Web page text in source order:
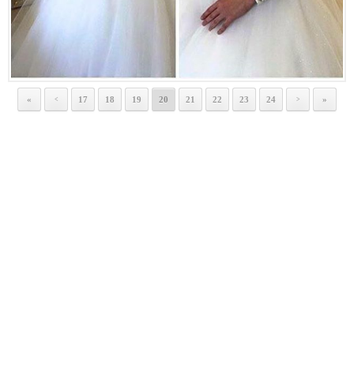
« < 17 18 19 20 21 22 23 24 > »